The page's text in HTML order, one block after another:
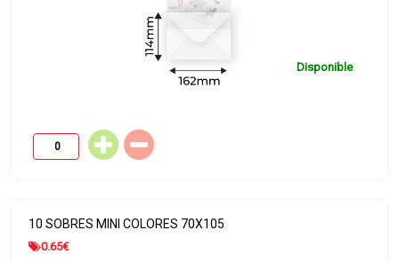
Disponible
10 SOBRES MINI COLORES 70X105
0.65€